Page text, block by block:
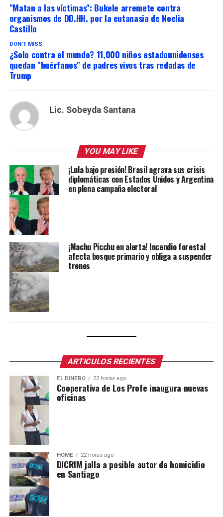
"Matan a las víctimas": Bukele arremete contra
organismos de DD.HH. por la eutanasia de Noelia
Castillo
DON'T MISS
¿Solo contra el mundo? 11,000 niños estadounidenses
quedan "huérfanos" de padres vivos tras redadas de
Trump
Lic. Sobeyda Santana
YOU MAY LIKE
¡Lula bajo presión! Brasil agrava sus crisis
diplomáticas con Estados Unidos y Argentina
en plena campaña electoral
¡Machu Picchu en alerta! Incendio forestal
afecta bosque primario y obliga a suspender
trenes
ARTICULOS RECIENTES
EL DINERO 22 horas ago
Cooperativa de Los Profe inaugura nuevas
oficinas
HOME 22 horas ago
DICRIM jalla a posible autor de homicidio
en Santiago